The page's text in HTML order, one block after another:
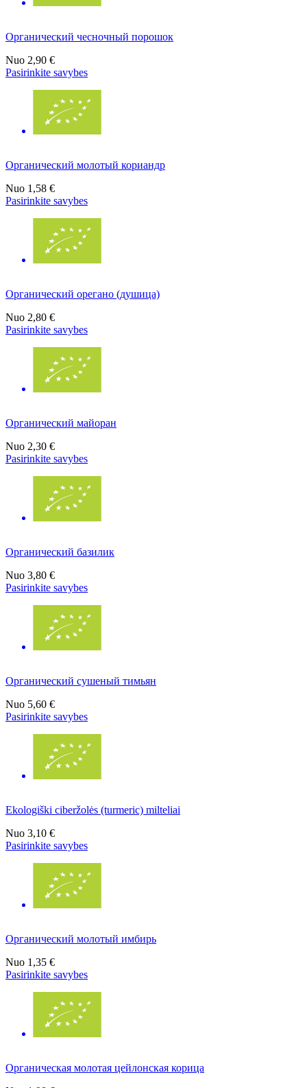
Органический чесночный порошок
Nuo 2,90 €
Pasirinkite savybes
Органический молотый кориандр
Nuo 1,58 €
Pasirinkite savybes
Органический орегано (душица)
Nuo 2,80 €
Pasirinkite savybes
Органический майоран
Nuo 2,30 €
Pasirinkite savybes
Органический базилик
Nuo 3,80 €
Pasirinkite savybes
Органический сушеный тимьян
Nuo 5,60 €
Pasirinkite savybes
Ekologiški ciberžolės (turmeric) milteliai
Nuo 3,10 €
Pasirinkite savybes
Органический молотый имбирь
Nuo 1,35 €
Pasirinkite savybes
Органическая молотая цейлонская корица